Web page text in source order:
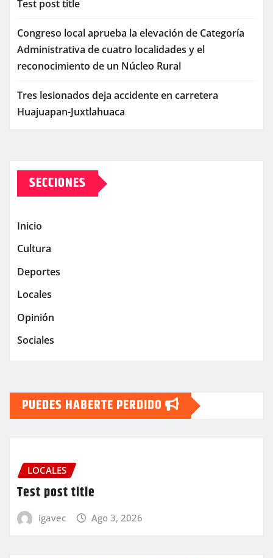
Test post title
Congreso local aprueba la elevación de Categoría
Administrativa de cuatro localidades y el
reconocimiento de un Núcleo Rural
Tres lesionados deja accidente en carretera
Huajuapan-Juxtlahuaca
SECCIONES
Inicio
Cultura
Deportes
Locales
Opinión
Sociales
PUEDES HABERTE PERDIDO
LOCALES
Test post title
igavec Ago 3, 2026